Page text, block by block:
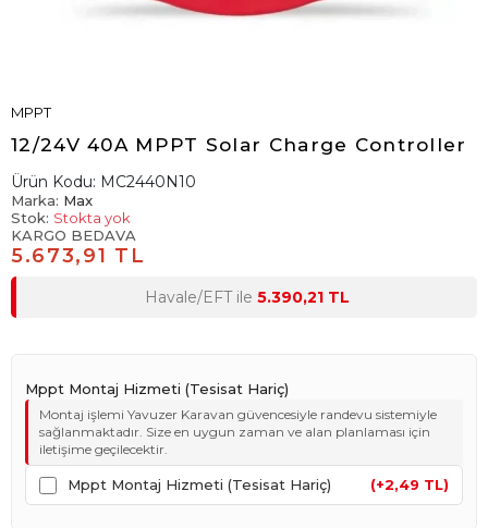
MPPT
12/24V 40A MPPT Solar Charge Controller
Ürün Kodu: MC2440N10
Marka: Max
Stok: Stokta yok
KARGO BEDAVA
5.673,91 TL
Havale/EFT ile 5.390,21 TL
Mppt Montaj Hizmeti (Tesisat Hariç)
Montaj işlemi Yavuzer Karavan güvencesiyle randevu sistemiyle
sağlanmaktadır. Size en uygun zaman ve alan planlaması için
iletişime geçilecektir.
Mppt Montaj Hizmeti (Tesisat Hariç) (+2,49 TL)